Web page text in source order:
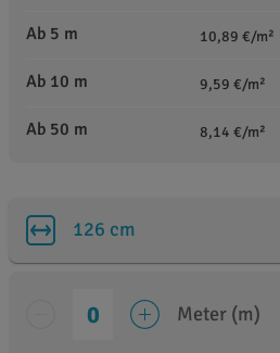
Ab 5 m 10,89 €/m²
Ab 10 m 9,59 €/m²
Ab 50 m 8,14 €/m²
126 cm
Meter (m)